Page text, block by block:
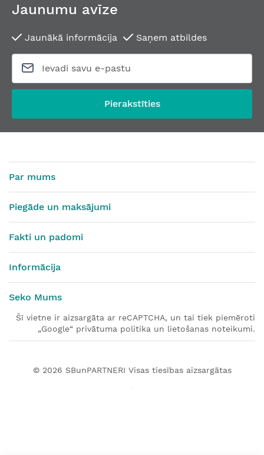
Jaunumu avīze
Jaunākā informācija Saņem atbildes
Pierakstīties
Par mums
Piegāde un maksājumi
Fakti un padomi
Informācija
Seko Mums
Šī vietne ir aizsargāta ar reCAPTCHA, un tai tiek piemēroti
„Google“ privātuma politika un lietošanas noteikumi.
© 2026 SBunPARTNERI Visas tiesības aizsargātas